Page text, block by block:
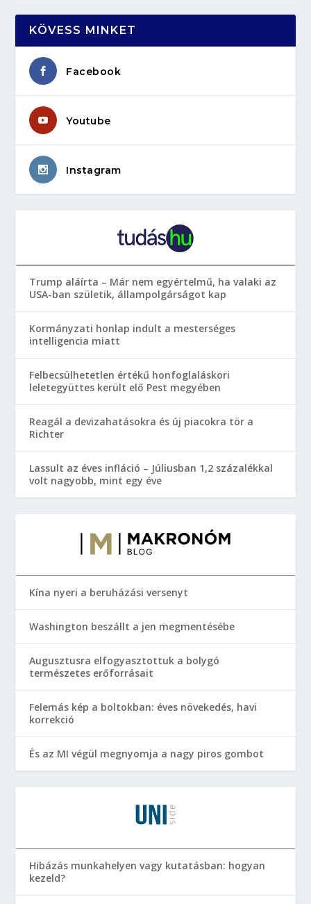
KÖVESS MINKET
Facebook
Youtube
Instagram
Trump aláírta – Már nem egyértelmű, ha valaki az
USA-ban születik, állampolgárságot kap
Kormányzati honlap indult a mesterséges
intelligencia miatt
Felbecsülhetetlen értékű honfoglaláskori
leletegyüttes került elő Pest megyében
Reagál a devizahatásokra és új piacokra tör a
Richter
Lassult az éves infláció – Júliusban 1,2 százalékkal
volt nagyobb, mint egy éve
Kína nyeri a beruházási versenyt
Washington beszállt a jen megmentésébe
Augusztusra elfogyasztottuk a bolygó
természetes erőforrásait
Felemás kép a boltokban: éves növekedés, havi
korrekció
És az MI végül megnyomja a nagy piros gombot
Hibázás munkahelyen vagy kutatásban: hogyan
kezeld?